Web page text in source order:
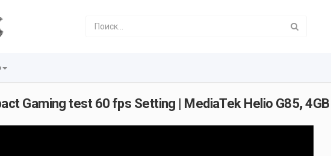
Gaming test 60 fps Setting | MediaTek Helio G85, 4GB